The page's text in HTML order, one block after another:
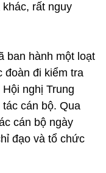
rất nguy
ban hành một loạt
đoàn đi kiểm tra
nghị Trung
cán bộ. Qua
cán bộ ngày
đạo và tổ chức